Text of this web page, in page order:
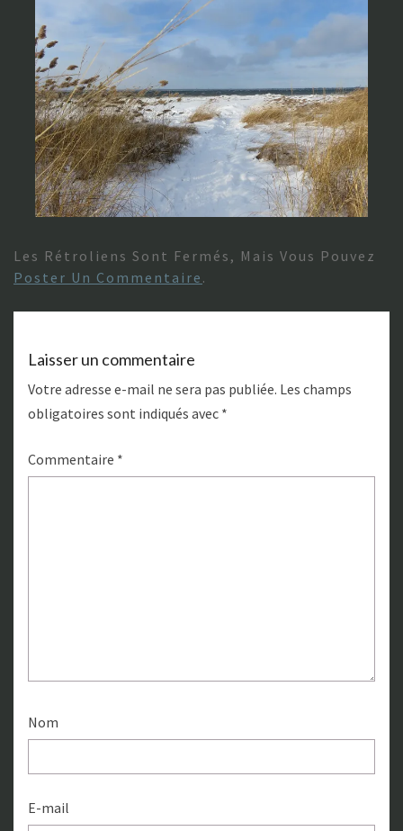
Les Rétroliens Sont Fermés, Mais Vous Pouvez
Poster Un Commentaire .
Laisser un commentaire
Votre adresse e-mail ne sera pas publiée. Les champs
obligatoires sont indiqués avec *
Commentaire *
Nom
E-mail